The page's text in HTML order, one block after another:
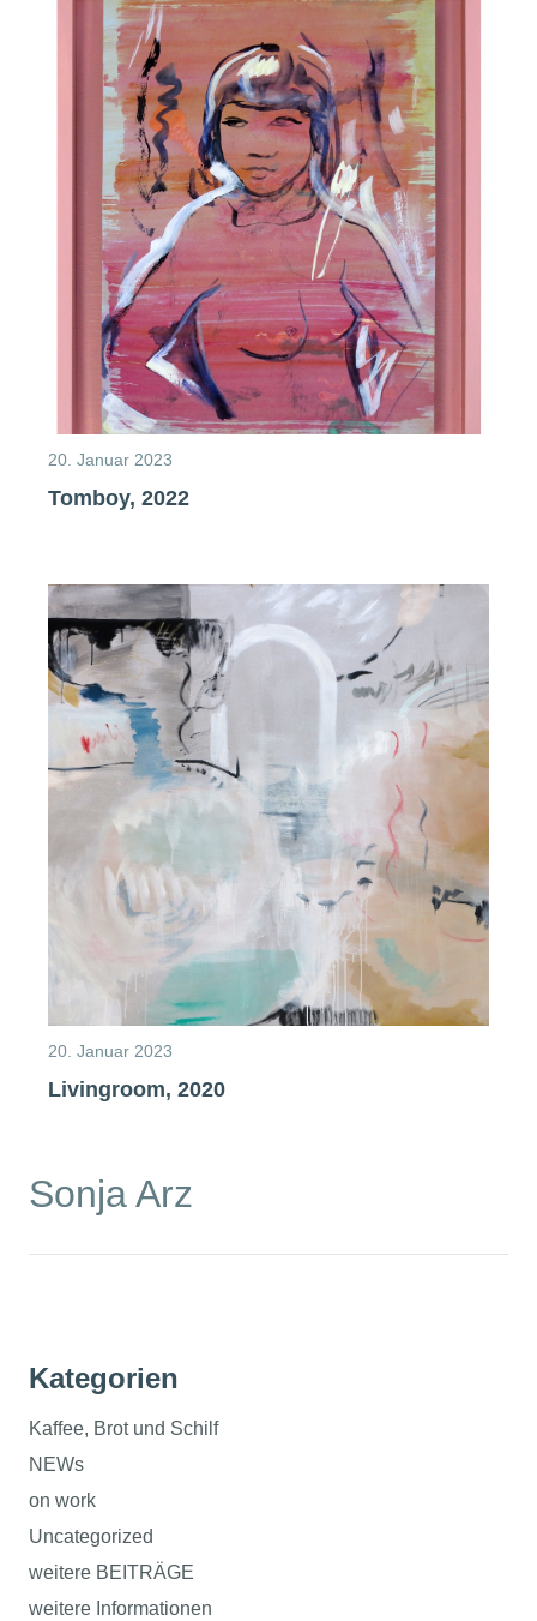
20. Januar 2023
Tomboy, 2022
20. Januar 2023
Livingroom, 2020
Sonja Arz
Kategorien
Kaffee, Brot und Schilf
NEWs
on work
Uncategorized
weitere BEITRÄGE
weitere Informationen